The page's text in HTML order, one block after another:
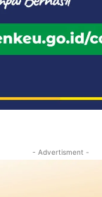
- Advertisment -